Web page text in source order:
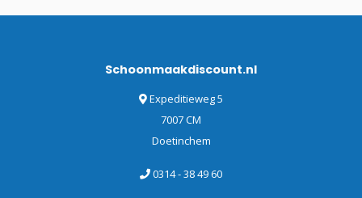
Schoonmaakdiscount.nl
Expeditieweg 5
7007 CM
Doetinchem
0314 - 38 49 60